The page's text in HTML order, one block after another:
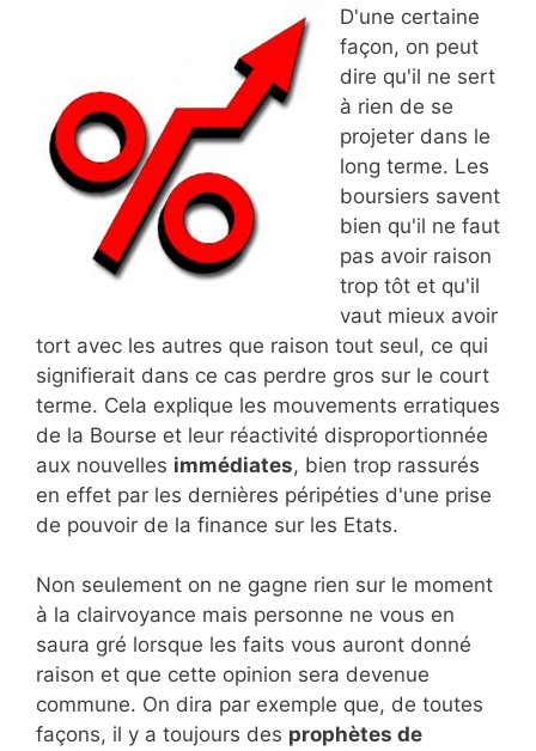
D'une certaine
façon, on peut
dire qu'il ne sert
à rien de se
projeter dans le
long terme. Les
boursiers savent
bien qu'il ne faut
pas avoir raison
trop tôt et qu'il
vaut mieux avoir
tort avec les autres que raison tout seul, ce qui
signifierait dans ce cas perdre gros sur le court
terme. Cela explique les mouvements erratiques
de la Bourse et leur réactivité disproportionnée
aux nouvelles immédiates, bien trop rassurés
en effet par les dernières péripéties d'une prise
de pouvoir de la finance sur les Etats.
Non seulement on ne gagne rien sur le moment
à la clairvoyance mais personne ne vous en
saura gré lorsque les faits vous auront donné
raison et que cette opinion sera devenue
commune. On dira par exemple que, de toutes
façons, il y a toujours des prophètes de